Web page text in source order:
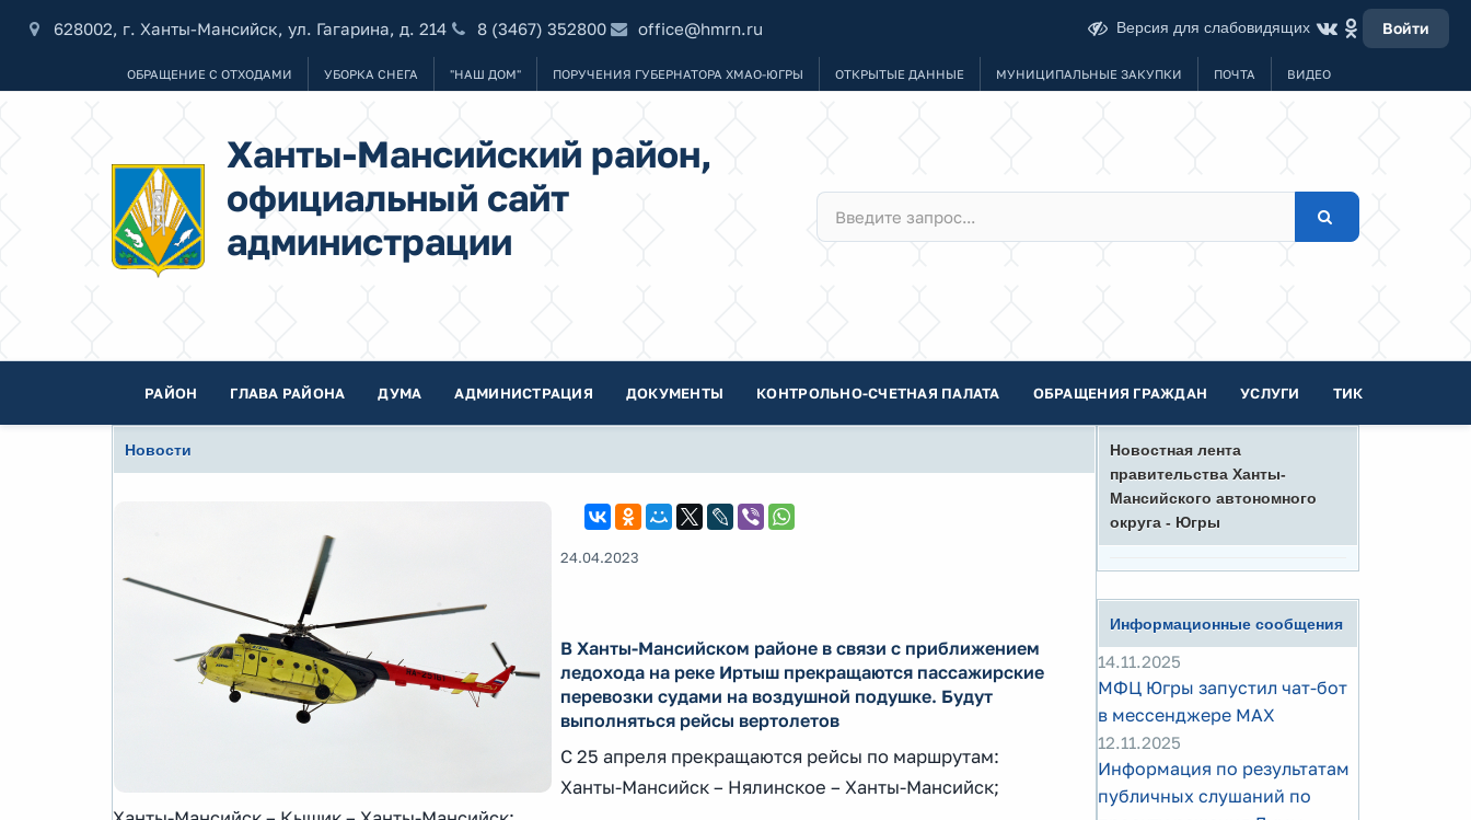
628002, г. Ханты-Мансийск, ул. Гагарина, д. 214 8 (3467) 352800 office@hmrn.ru Версия для слабовидящих Войти
ОБРАЩЕНИЕ С ОТХОДАМИ УБОРКА СНЕГА "НАШ ДОМ" ПОРУЧЕНИЯ ГУБЕРНАТОРА ХМАО-ЮГРЫ ОТКРЫТЫЕ ДАННЫЕ МУНИЦИПАЛЬНЫЕ ЗАКУПКИ ПОЧТА ВИДЕО
Ханты-Мансийский район,
официальный сайт
администрации
РАЙОН ГЛАВА РАЙОНА ДУМА АДМИНИСТРАЦИЯ ДОКУМЕНТЫ КОНТРОЛЬНО-СЧЕТНАЯ ПАЛАТА ОБРАЩЕНИЯ ГРАЖДАН УСЛУГИ ТИК
Новости
24.04.2023
В Ханты-Мансийском районе в связи с приближением
ледохода на реке Иртыш прекращаются пассажирские
перевозки судами на воздушной подушке. Будут
выполняться рейсы вертолетов
С 25 апреля прекращаются рейсы по маршрутам:
Ханты-Мансийск – Нялинское – Ханты-Мансийск;
Новостная лента
правительства Ханты-
Мансийского автономного
округа - Югры
Информационные сообщения
14.11.2025
МФЦ Югры запустил чат-бот
в мессенджере MAX
12.11.2025
Информация по результатам
публичных слушаний по